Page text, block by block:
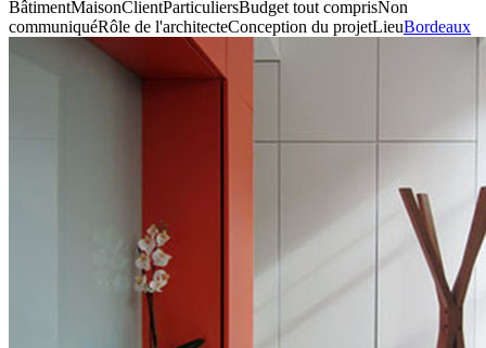
BâtimentMaisonClientParticuliersBudget tout comprisNon
communiquéRôle de l'architecteConception du projetLieuBordeaux